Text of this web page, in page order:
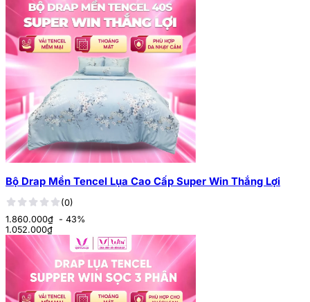
Bộ Drap Mền Tencel Lụa Cao Cấp Super Win Thắng Lợi
(0)
1.860.000₫ - 43%
1.052.000₫